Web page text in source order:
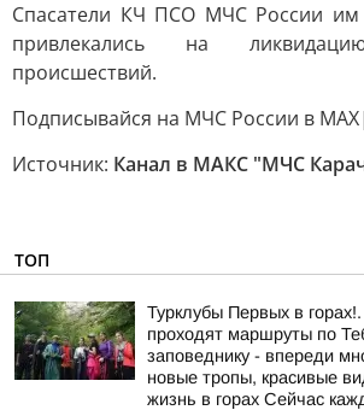
Спасатели КЧ ПСО МЧС России им
привлекались на
происшествий.
Подписывайся на МЧС России в
Источник: Канал в МАКС "МЧС
ТОП
Турклубы Первых в
проходят маршруты по
заповеднику - впереди
новые тропы, красивые
жизнь в горах Сейчас